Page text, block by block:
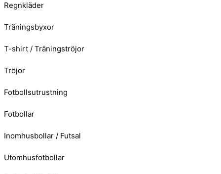
Regnkläder
Träningsbyxor
T-shirt / Träningströjor
Tröjor
Fotbollsutrustning
Fotbollar
Inomhusbollar / Futsal
Utomhusfotbollar